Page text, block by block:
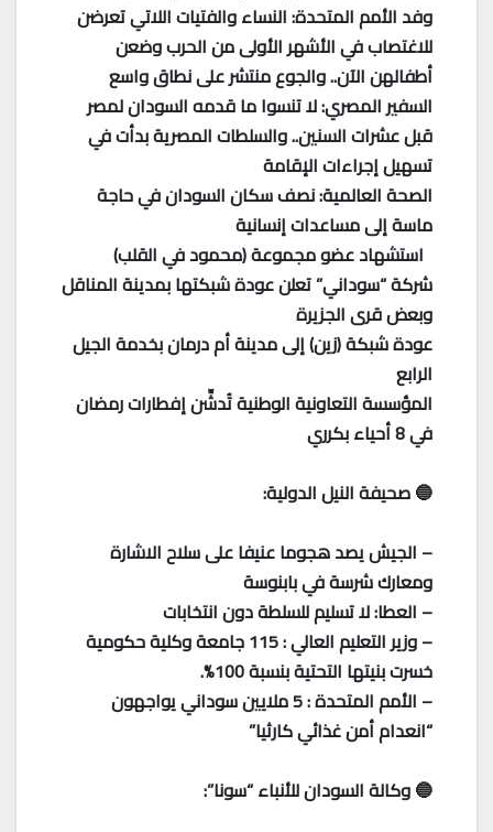
وفد الأمم المتحدة: النساء والفتيات اللاتي تعرضن
للاغتصاب في الأشهر الأولى من الحرب وضعن
أطفالهن الآن.. والجوع منتشر على نطاق واسع
السفير المصري: لا تنسوا ما قدمه السودان لمصر
قبل عشرات السنين.. والسلطات المصرية بدأت في
تسهيل إجراءات الإقامة
الصحة العالمية: نصف سكان السودان في حاجة
ماسة إلى مساعدات إنسانية
استشهاد عضو مجموعة (محمود في القلب)
شركة “سوداني” تعلن عودة شبكتها بمدينة المناقل
وبعض قرى الجزيرة
عودة شبكة (زين) إلى مدينة أم درمان بخدمة الجيل
الرابع
المؤسسة التعاونية الوطنية تُدشِّن إفطارات رمضان
في 8 أحياء بكرري
🔵 صحيفة النيل الدولية:
– الجيش يصد هجوما عنيفا على سلاح الاشارة
ومعارك شرسة في بابنوسة
– العطا: لا تسليم للسلطة دون انتخابات
– وزير التعليم العالي : 115 جامعة وكلية حكومية
خسرت بنيتها التحتية بنسبة 100%.
– الأمم المتحدة : 5 ملايين سوداني يواجهون
“انعدام أمن غذائي كارثيا”
🔵 وكالة السودان للأنباء “سونا”: